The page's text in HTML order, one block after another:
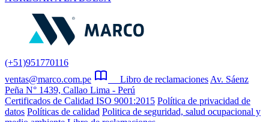
(+51)951770116
ventas@marco.com.pe
Libro de reclamaciones Av. Sáenz
Peña N° 1439, Callao Lima - Perú
Certificados de Calidad ISO 9001:2015 Política de privacidad de
datos Políticas de calidad Politica de seguridad, salud ocupacional y